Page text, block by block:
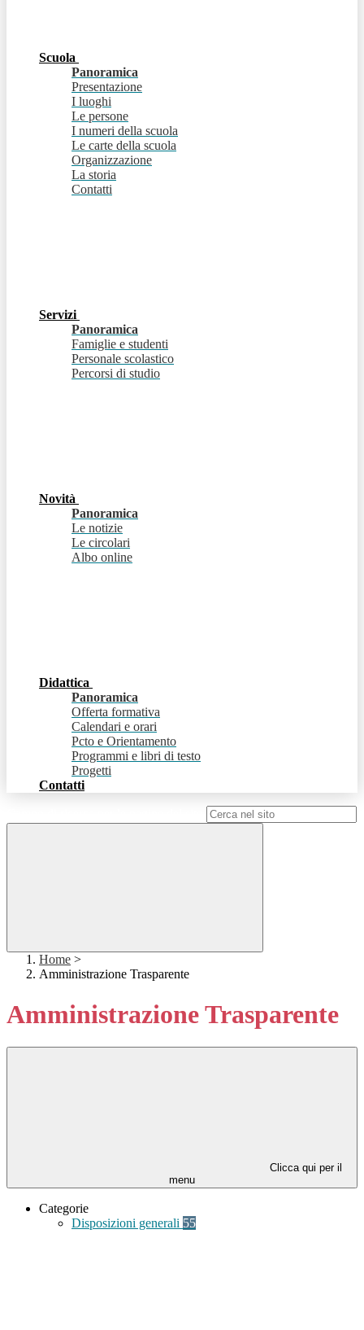
Scuola
Panoramica
Presentazione
I luoghi
Le persone
I numeri della scuola
Le carte della scuola
Organizzazione
La storia
Contatti
Servizi
Panoramica
Famiglie e studenti
Personale scolastico
Percorsi di studio
Novità
Panoramica
Le notizie
Le circolari
Albo online
Didattica
Panoramica
Offerta formativa
Calendari e orari
Pcto e Orientamento
Programmi e libri di testo
Progetti
Contatti
Home >
Amministrazione Trasparente
Amministrazione Trasparente
Clicca qui per il
menu
Categorie
Disposizioni generali 55